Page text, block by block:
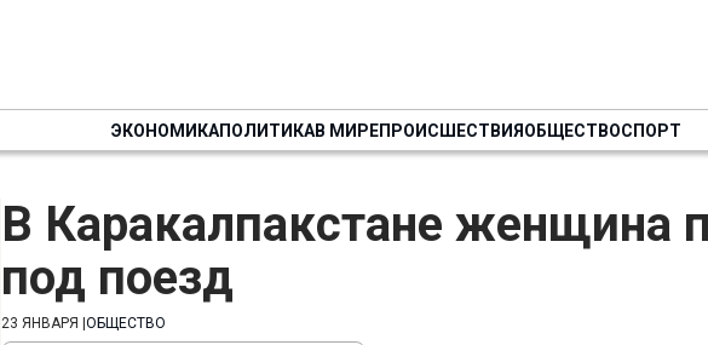
ЭКОНОМИКАПОЛИТИКАВ МИРЕПРОИСШЕСТВИЯОБЩЕСТВОСПОРТ
В Каракалпакстане женщина
под поезд
23 ЯНВАРЯ ОБЩЕСТВО